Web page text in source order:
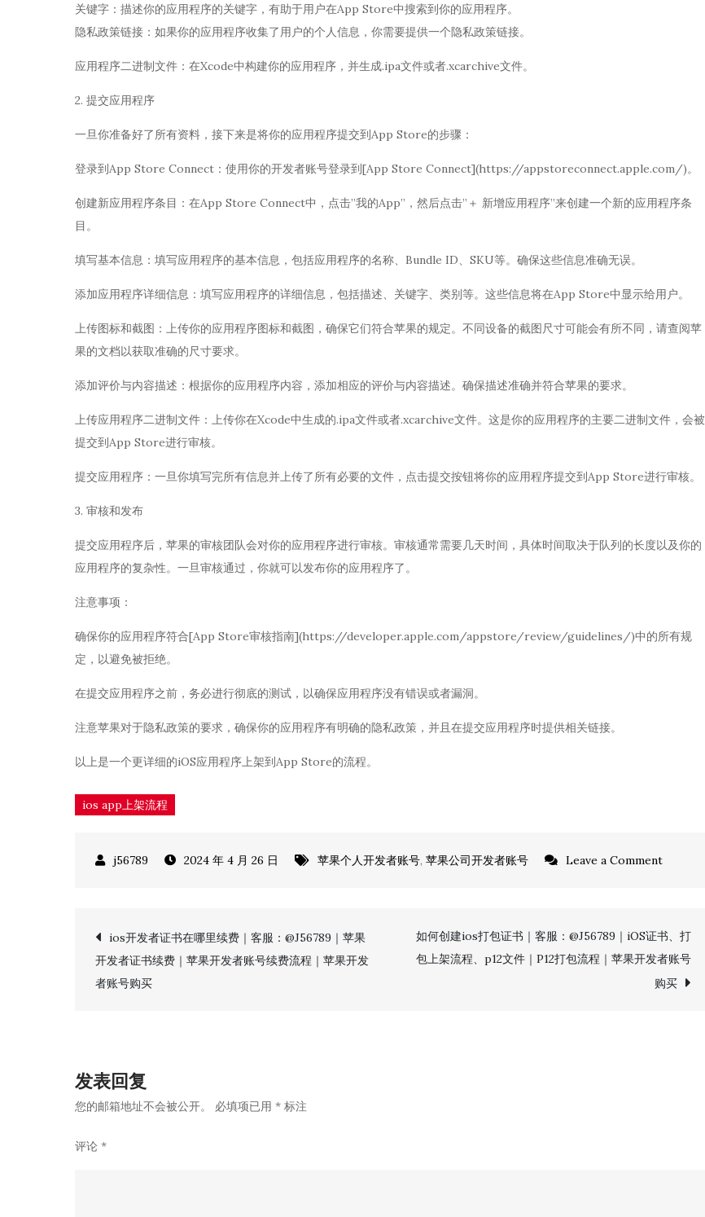
关键字：描述你的应用程序的关键字，有助于用户在App Store中搜索到你的应用程序。
隐私政策链接：如果你的应用程序收集了用户的个人信息，你需要提供一个隐私政策链接。
应用程序二进制文件：在Xcode中构建你的应用程序，并生成.ipa文件或者.xcarchive文件。
2. 提交应用程序
一旦你准备好了所有资料，接下来是将你的应用程序提交到App Store的步骤：
登录到App Store Connect：使用你的开发者账号登录到[App Store Connect](https://appstoreconnect.apple.com/)。
创建新应用程序条目：在App Store Connect中，点击”我的App”，然后点击”＋ 新增应用程序”来创建一个新的应用程序条
目。
填写基本信息：填写应用程序的基本信息，包括应用程序的名称、Bundle ID、SKU等。确保这些信息准确无误。
添加应用程序详细信息：填写应用程序的详细信息，包括描述、关键字、类别等。这些信息将在App Store中显示给用户。
上传图标和截图：上传你的应用程序图标和截图，确保它们符合苹果的规定。不同设备的截图尺寸可能会有所不同，请查阅苹
果的文档以获取准确的尺寸要求。
添加评价与内容描述：根据你的应用程序内容，添加相应的评价与内容描述。确保描述准确并符合苹果的要求。
上传应用程序二进制文件：上传你在Xcode中生成的.ipa文件或者.xcarchive文件。这是你的应用程序的主要二进制文件，会被
提交到App Store进行审核。
提交应用程序：一旦你填写完所有信息并上传了所有必要的文件，点击提交按钮将你的应用程序提交到App Store进行审核。
3. 审核和发布
提交应用程序后，苹果的审核团队会对你的应用程序进行审核。审核通常需要几天时间，具体时间取决于队列的长度以及你的
应用程序的复杂性。一旦审核通过，你就可以发布你的应用程序了。
注意事项：
确保你的应用程序符合[App Store审核指南](https://developer.apple.com/appstore/review/guidelines/)中的所有规
定，以避免被拒绝。
在提交应用程序之前，务必进行彻底的测试，以确保应用程序没有错误或者漏洞。
注意苹果对于隐私政策的要求，确保你的应用程序有明确的隐私政策，并且在提交应用程序时提供相关链接。
以上是一个更详细的iOS应用程序上架到App Store的流程。
ios app上架流程
2024 年 4 月 26 日 苹果个人开发者账号, 苹果公司开发者账号 Leave a Commenton
新
iOS
文
章
航
ios开发者证书在哪里续费｜客服：@J56789｜苹果
开发者证书续费｜苹果开发者账号续费流程｜苹果开发
者账号购买
如何创建ios打包证书｜客服：@J56789｜iOS证书、打
包上架流程、p12文件｜P12打包流程｜苹果开发者账号
购买
发表回复
您的邮箱地址不会被公开。 必填项已用 * 标注
评论 *